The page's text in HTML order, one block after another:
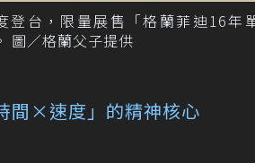
登台，限量展售「格蘭菲迪16年
圖／格蘭父子提供
間×速度」的精神核心